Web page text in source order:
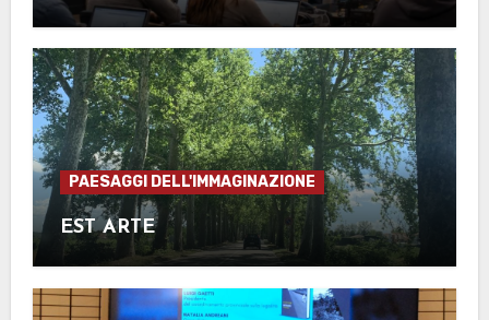
PAESAGGI DELL'IMMAGINAZIONE
EST ARTE